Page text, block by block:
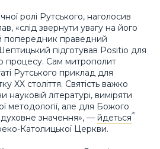
ролі Рутського, наголосив
«слід звернути увагу на його
попередник праведний
підготував Positio для
процесу. Сам митрополит
Рутського приклад для
XX століття. Святість важко
науковій літературі, виміряти
методології, але для Божого
значення», — йдеться
Католицької Церкви.